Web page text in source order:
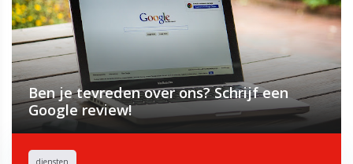
diensten
Ben je tevreden over ons? Schrijf een
Google review!